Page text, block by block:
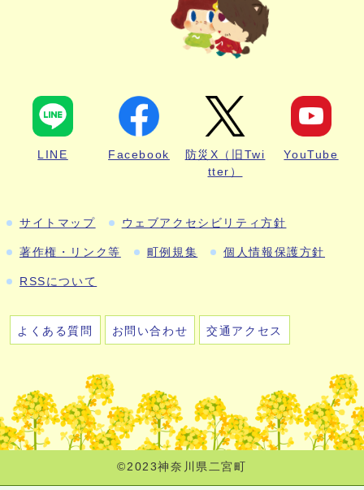
LINE Facebook
防災X（旧Twi
tter）
YouTube
サイトマップ ウェブアクセシビリティ方針
著作権・リンク等 町例規集 個人情報保護方針
RSSについて
よくある質問 お問い合わせ 交通アクセス
©2023神奈川県二宮町